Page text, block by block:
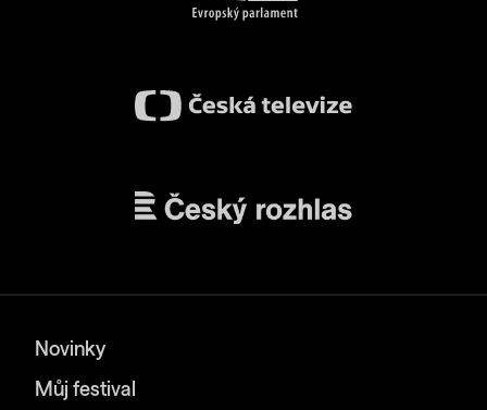
Novinky
Můj festival